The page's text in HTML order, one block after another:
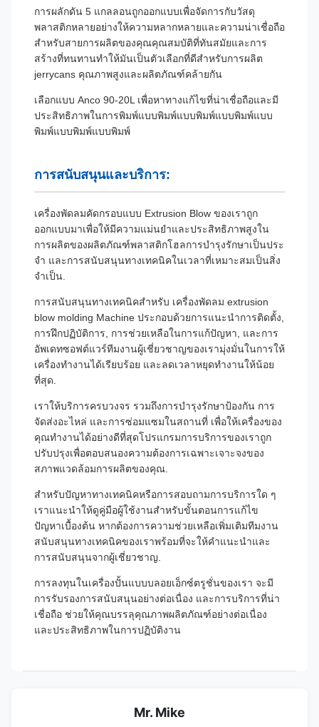
การผลักดัน 5 แกลลอนถูกออกแบบเพื่อจัดการกับวัสดุ
พลาสติกหลายอย่างให้ความหลากหลายและความน่าเชื่อถือ
สําหรับสายการผลิตของคุณคุณสมบัติที่ทันสมัยและการ
สร้างที่ทนทานทําให้มันเป็นตัวเลือกที่ดีสําหรับการผลิต
jerrycans คุณภาพสูงและผลิตภัณฑ์คล้ายกัน
เลือกแบบ Anco 90-20L เพื่อหาทางแก้ไขที่น่าเชื่อถือและมี
ประสิทธิภาพในการพิมพ์แบบพิมพ์แบบพิมพ์แบบพิมพ์แบบ
พิมพ์แบบพิมพ์แบบพิมพ์
การสนับสนุนและบริการ:
เครื่องพัดลมคัดกรอบแบบ Extrusion Blow ของเราถูก
ออกแบบมาเพื่อให้มีความแม่นยําและประสิทธิภาพสูงใน
การผลิตของผลิตภัณฑ์พลาสติกโฮลการบํารุงรักษาเป็นประ
จํา และการสนับสนุนทางเทคนิคในเวลาที่เหมาะสมเป็นสิ่ง
จําเป็น.
การสนับสนุนทางเทคนิคสําหรับ เครื่องพัดลม extrusion
blow molding Machine ประกอบด้วยการแนะนําการติดตั้ง,
การฝึกปฏิบัติการ, การช่วยเหลือในการแก้ปัญหา, และการ
อัพเดทซอฟต์แวร์ทีมงานผู้เชี่ยวชาญของเรามุ่งมั่นในการให้
เครื่องทํางานได้เรียบร้อย และลดเวลาหยุดทํางานให้น้อย
ที่สุด.
เราให้บริการครบวงจร รวมถึงการบํารุงรักษาป้องกัน การ
จัดส่งอะไหล่ และการซ่อมแซมในสถานที่ เพื่อให้เครื่องของ
คุณทํางานได้อย่างดีที่สุดโปรแกรมการบริการของเราถูก
ปรับปรุงเพื่อตอบสนองความต้องการเฉพาะเจาะจงของ
สภาพแวดล้อมการผลิตของคุณ.
สําหรับปัญหาทางเทคนิคหรือการสอบถามการบริการใด ๆ
เราแนะนําให้ดูคู่มือผู้ใช้งานสําหรับขั้นตอนการแก้ไข
ปัญหาเบื้องต้น หากต้องการความช่วยเหลือเพิ่มเติมทีมงาน
สนับสนุนทางเทคนิคของเราพร้อมที่จะให้คําแนะนําและ
การสนับสนุนจากผู้เชี่ยวชาญ.
การลงทุนในเครื่องปั้นแบบบลอยเอ็กซ์ตรูชั่นของเรา จะมี
การรับรองการสนับสนุนอย่างต่อเนื่อง และการบริการที่น่า
เชื่อถือ ช่วยให้คุณบรรลุคุณภาพผลิตภัณฑ์อย่างต่อเนื่อง
และประสิทธิภาพในการปฏิบัติงาน
Mr. Mike